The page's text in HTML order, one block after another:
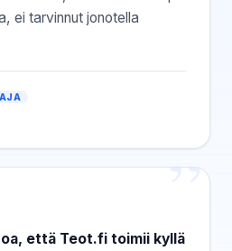
ei tarvinnut jonotella
että Teot.fi toimii kyllä